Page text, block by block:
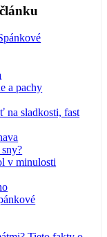
a pachy
na sladkosti, fast
v minulosti